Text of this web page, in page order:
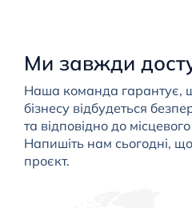
Ми завжди
Наша команда гарантує,
бізнесу відбудеться
та відповідно до
Напишіть нам сьогодні,
проєкт.